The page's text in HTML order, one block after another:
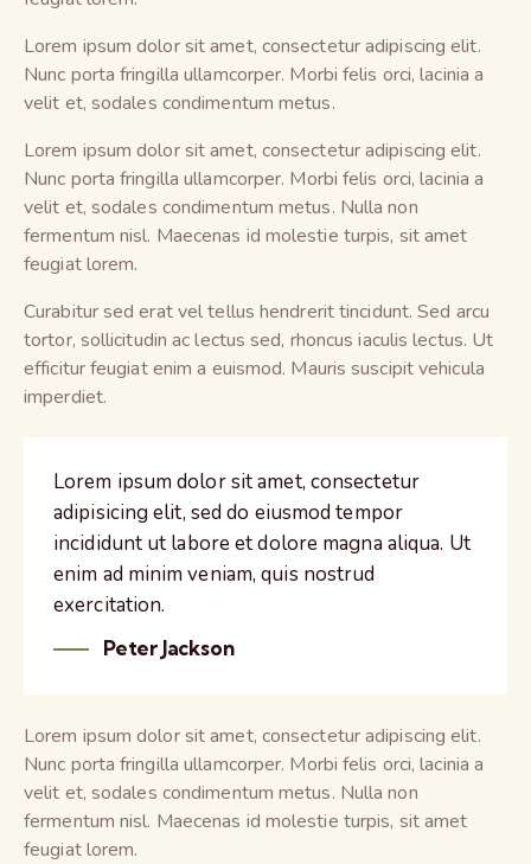
Lorem ipsum dolor sit amet, consectetur adipiscing elit.
Nunc porta fringilla ullamcorper. Morbi felis orci, lacinia a
velit et, sodales condimentum metus.
Lorem ipsum dolor sit amet, consectetur adipiscing elit.
Nunc porta fringilla ullamcorper. Morbi felis orci, lacinia a
velit et, sodales condimentum metus. Nulla non
fermentum nisl. Maecenas id molestie turpis, sit amet
feugiat lorem.
Curabitur sed erat vel tellus hendrerit tincidunt. Sed arcu
tortor, sollicitudin ac lectus sed, rhoncus iaculis lectus. Ut
efficitur feugiat enim a euismod. Mauris suscipit vehicula
imperdiet.
Lorem ipsum dolor sit amet, consectetur
adipisicing elit, sed do eiusmod tempor
incididunt ut labore et dolore magna aliqua. Ut
enim ad minim veniam, quis nostrud
exercitation.
Peter Jackson
Lorem ipsum dolor sit amet, consectetur adipiscing elit.
Nunc porta fringilla ullamcorper. Morbi felis orci, lacinia a
velit et, sodales condimentum metus. Nulla non
fermentum nisl. Maecenas id molestie turpis, sit amet
feugiat lorem.